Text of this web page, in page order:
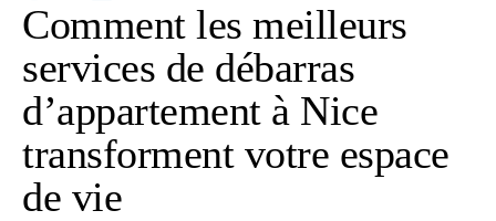
Comment les meilleurs
services de débarras
d’appartement à Nice
transforment votre espace
de vie